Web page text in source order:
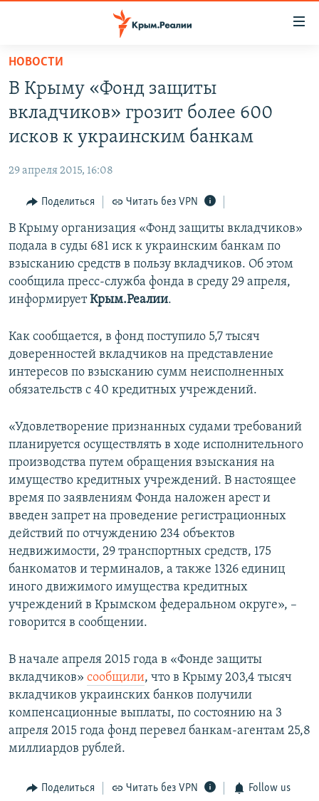
Вернуться
основному
содержанию
главной
навигации
Вернутся
поиску
СПЕЦПРОЕКТЫ
11 ЛЕТ ОККУПАЦИИ КРЫМА. 11 ИСТОРИЙ СОПРОТИВЛЕНИЯ
ЕЩЕ
ИНТЕРАКТИВ
ИНФОГРАФИКА
ТЕЛЕПРОЕКТ КРЫМ.РЕАЛИИ
СОВЕТЫ ПРАВОЗАЩИТНИКОВ
ПРОПАВШИЕ БЕЗ ВЕСТИ
ПОБЕДИТЕЛЕЙ НЕ СУДЯТ?
КРЫМ.НЕПОКОРЕННЫЙ
РАДІО СВОБОДА
КАК ОБОЙТИ БЛОКИРОВКУ
Українською
Qırımtatar
ПРИСОЕДИНЯЙТЕСЬ!
Все сайты RFE/RL
НОВОСТИ
В Крыму «Фонд защиты
вкладчиков» грозит более 600
исков к украинским банкам
29 апреля 2015, 16:08
Поделиться Читать без VPN
В Крыму организация «Фонд защиты вкладчиков»
подала в суды 681 иск к украинским банкам по
взысканию средств в пользу вкладчиков. Об этом
сообщила пресс-служба фонда в среду 29 апреля,
информируетКрым.Реалии.
Как сообщается, в фонд поступило 5,7 тысяч
доверенностей вкладчиков на представление
интересов по взысканию сумм неисполненных
обязательств с 40 кредитных учреждений.
«Удовлетворение признанных судами требований
планируется осуществлять в ходе исполнительного
производства путем обращения взыскания на
имущество кредитных учреждений. В настоящее
время по заявлениям Фонда наложен арест и
введен запрет на проведение регистрационных
действий по отчуждению 234 объектов
недвижимости, 29 транспортных средств, 175
банкоматов и терминалов, а также 1326 единиц
иного движимого имущества кредитных
учреждений в Крымском федеральном округе», –
говорится в сообщении.
В начале апреля 2015 года в «Фонде защиты
вкладчиков» сообщили, что в Крыму 203,4 тысяч
вкладчиков украинских банков получили
компенсационные выплаты, по состоянию на 3
апреля 2015 года фонд перевел банкам-агентам 25,8
миллиардов рублей.
Поделиться Читать без VPN Follow us